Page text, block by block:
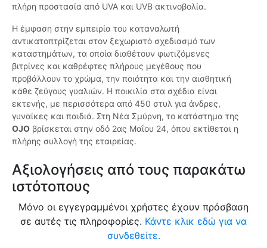
πλήρη προστασία από UVA και UVB ακτινοβολία.
Η έμφαση στην εμπειρία του καταναλωτή
αντικατοπτρίζεται στον ξεχωριστό σχεδιασμό των
καταστημάτων, τα οποία διαθέτουν φωτιζόμενες
βιτρίνες και καθρέφτες πλήρους μεγέθους που
προβάλλουν το χρώμα, την ποιότητα και την αισθητική
κάθε ζεύγους γυαλιών. Η ποικιλία στα σχέδια είναι
εκτενής, με περισσότερα από 450 στυλ για άνδρες,
γυναίκες και παιδιά. Στη Νέα Σμύρνη, το κατάστημα της
OJO βρίσκεται στην οδό 2ας Μαΐου 24, όπου εκτίθεται η
πλήρης συλλογή της εταιρείας.
Αξιολογήσεις από τους παρακάτω
ιστότοπους
Μόνο οι εγγεγραμμένοι χρήστες έχουν πρόσβαση
σε αυτές τις πληροφορίες. Κάντε κλικ εδώ για να
συνδεθείτε.